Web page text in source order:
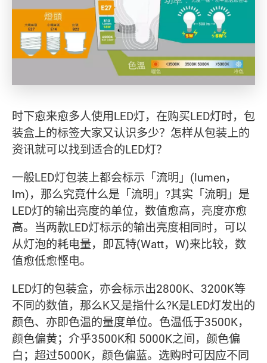
时下愈来愈多人使用LED灯，在购买LED灯时，包
装盒上的标签大家又认识多少？怎样从包装上的
资讯就可以找到适合的LED灯？
一般LED灯包装上都会标示「流明」(lumen，
lm)，那么究竟什么是「流明」?其实「流明」是
LED灯的输出亮度的单位，数值愈高，亮度亦愈
高。当两款LED灯标示的输出亮度相同时，可以
从灯泡的耗电量，即瓦特(Watt，W)来比较，数
值愈低愈悭电。
LED灯的包装盒，亦会标示出2800K、3200K等
不同的数值，那么K又是指什么?K是LED灯发出的
颜色、亦即色温的量度单位。色温低于3500K，
颜色偏黄；介乎3500K和 5000K之间，颜色偏
白；超过5000K，颜色偏蓝。选购时可因应不同